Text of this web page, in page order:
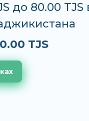
до 80.00
TJS